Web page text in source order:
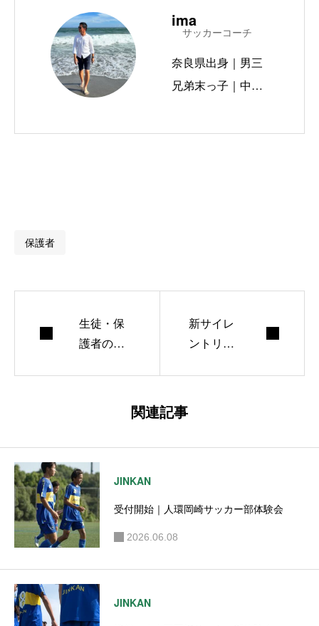
ima
サッカーコーチ
奈良県出身｜男三
兄弟末っ子｜中京
員免許｜1972.4.1.
保護者
生徒・保
護者のみ
新サイレ
ントリー
関連記事
JINKAN
受付開始｜人環岡崎サッカー部体験会
2026.06.08
JINKAN